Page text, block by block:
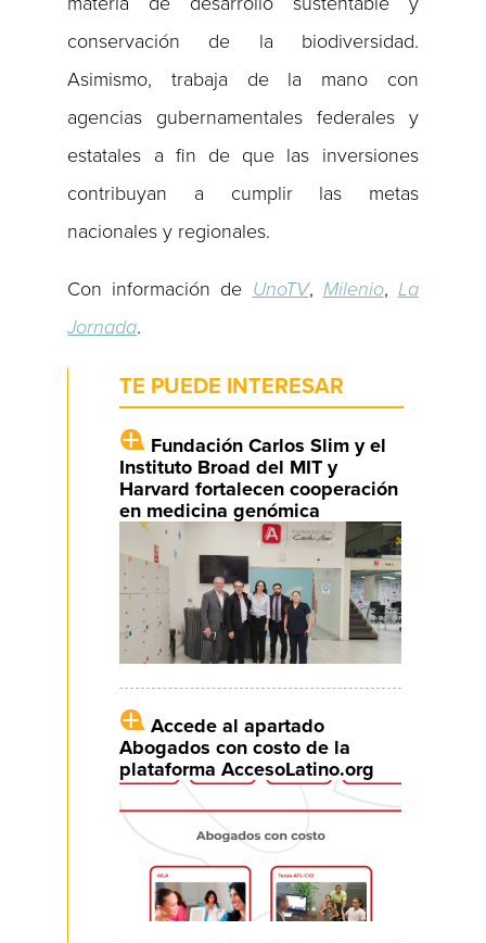
conservación de la biodiversidad.
Asimismo, trabaja de la mano con
agencias gubernamentales federales y
estatales a fin de que las inversiones
contribuyan a cumplir las metas
nacionales y regionales.
Con información de UnoTV, Milenio, La
Jornada.
TE PUEDE INTERESAR
Fundación Carlos Slim y el
Instituto Broad del MIT y
Harvard fortalecen cooperación
en medicina genómica
Accede al apartado
Abogados con costo de la
plataforma AccesoLatino.org